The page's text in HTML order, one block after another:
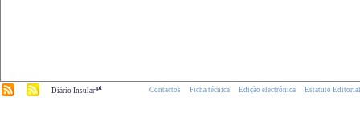
Diário Insular.pt Contactos Ficha técnica Edição electrónica Estatuto Editorial